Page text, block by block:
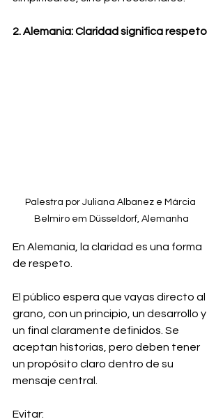
2. Alemania: Claridad significa respeto
Palestra por Juliana Albanez e Márcia
Belmiro em Düsseldorf, Alemanha
En Alemania, la claridad es una forma
de respeto.
El público espera que vayas directo al
grano, con un principio, un desarrollo y
un final claramente definidos. Se
aceptan historias, pero deben tener
un propósito claro dentro de su
mensaje central.
Evitar: